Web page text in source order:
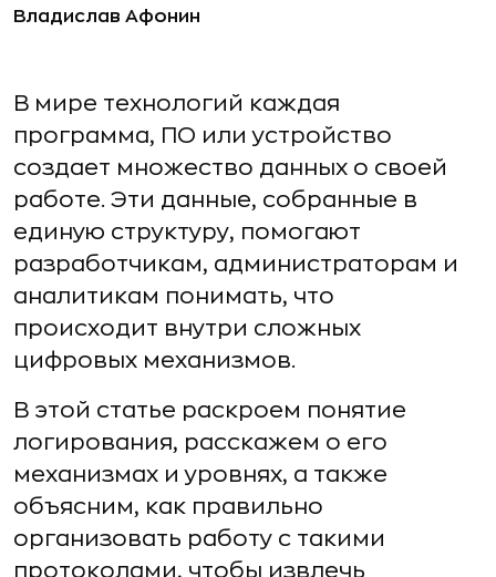
Владислав Афонин
В мире технологий каждая
программа, ПО или устройство
создает множество данных о своей
работе. Эти данные, собранные в
единую структуру, помогают
разработчикам, администраторам и
аналитикам понимать, что
происходит внутри сложных
цифровых механизмов.
В этой статье раскроем понятие
логирования, расскажем о его
механизмах и уровнях, а также
объясним, как правильно
организовать работу с такими
протоколами, чтобы извлечь